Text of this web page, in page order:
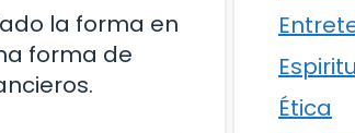
la forma en
forma de
Ética